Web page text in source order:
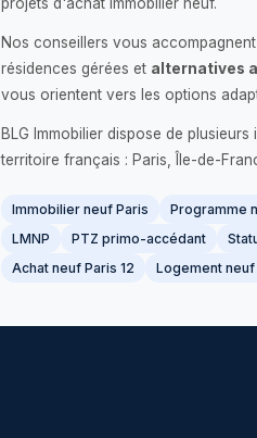
Nos conseillers vous
résidences gérées et alternatives
vous orientent vers les options
BLG Immobilier dispose de
territoire français : Paris, Île-de-
Immobilier neuf Paris Programme
LMNP
PTZ primo-accédant
Achat neuf Paris 12
Logement neuf